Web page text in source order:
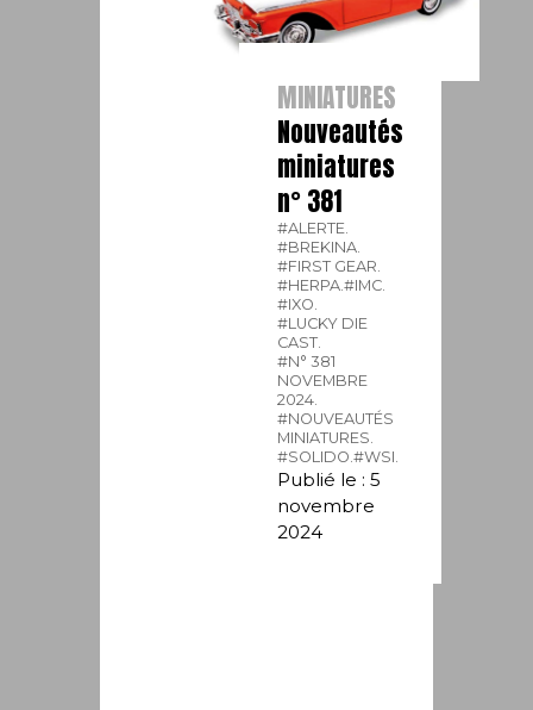
MINIATURES
Nouveautés
miniatures
n° 381
#ALERTE.
#BREKINA.
#FIRST GEAR.
#HERPA.#IMC.
#IXO.
#LUCKY DIE
CAST.
#N° 381
NOVEMBRE
2024.
#NOUVEAUTÉS
MINIATURES.
#SOLIDO.#WSI.
Publié le : 5
novembre
2024